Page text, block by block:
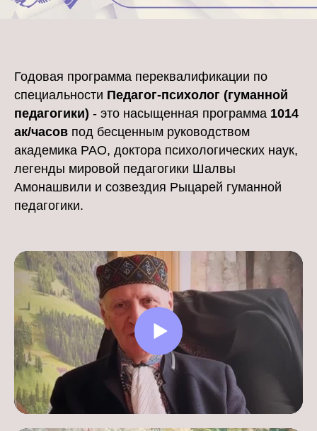
Годовая программа переквалификации по
специальности Педагог-психолог (гуманной
педагогики) - это насыщенная программа 1014
ак/часов под бесценным руководством
академика РАО, доктора психологических наук,
легенды мировой педагогики Шалвы
Амонашвили и созвездия Рыцарей гуманной
педагогики.